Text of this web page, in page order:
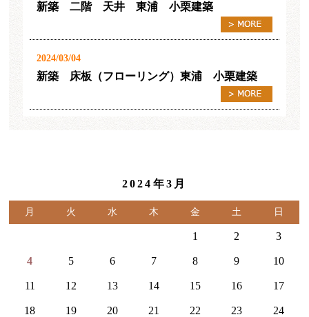
2024年3月
月 火 水 木 金 土 日
1 2 3
4 5 6 7 8 9 10
11 12 13 14 15 16 17
18 19 20 21 22 23 24
新築 二階 天井 東浦 小栗建築
2024/03/04
新築 床板（フローリング）東浦 小栗建築